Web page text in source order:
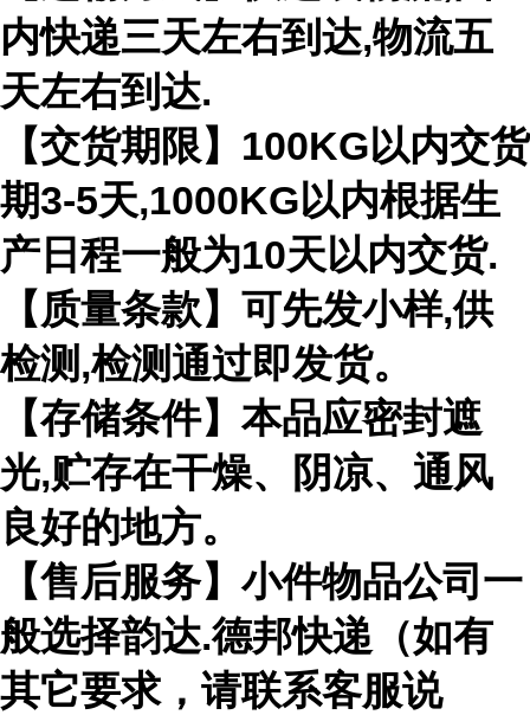
内快递三天左右到达,物流五
天左右到达.
【交货期限】100KG以内交货
期3-5天,1000KG以内根据生
产日程一般为10天以内交货.
【质量条款】可先发小样,供
检测,检测通过即发货。
【存储条件】本品应密封遮
光,贮存在干燥、阴凉、通风
良好的地方。
【售后服务】小件物品公司一
般选择韵达.德邦快递（如有
其它要求，请联系客服说